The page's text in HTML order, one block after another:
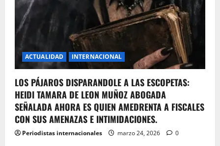
ACTUALIDAD INTERNACIONAL
LOS PÁJAROS DISPARANDOLE A LAS ESCOPETAS:
HEIDI TAMARA DE LEON MUÑOZ ABOGADA
SEÑALADA AHORA ES QUIEN AMEDRENTA A FISCALES
CON SUS AMENAZAS E INTIMIDACIONES.
Periodistas internacionales marzo 24, 2026 0